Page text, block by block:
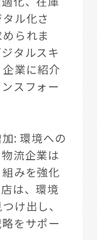
ル化さ
られま
タルスキ
業に紹介
スフォー
: 環境への
流企業は
みを強化
は、環境
け出し、
をサポー